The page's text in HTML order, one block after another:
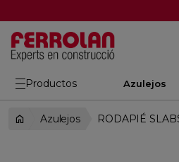
Productos Azulejos
Azulejos RODAPIÉ